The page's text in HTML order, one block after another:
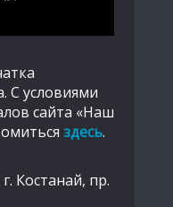
С условиями
сайта «Наш
здесь.
Костанай, пр.